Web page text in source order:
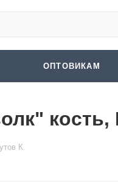
ОПТОВИКАМ
кость,
К.